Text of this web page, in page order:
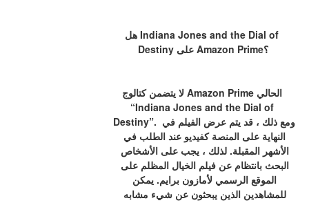
هل Indiana Jones and the Dial of
Destiny على Amazon Prime؟
لا يتضمن كتالوج Amazon Prime الحالي
“Indiana Jones and the Dial of
Destiny”. ومع ذلك ، قد يتم عرض الفيلم في